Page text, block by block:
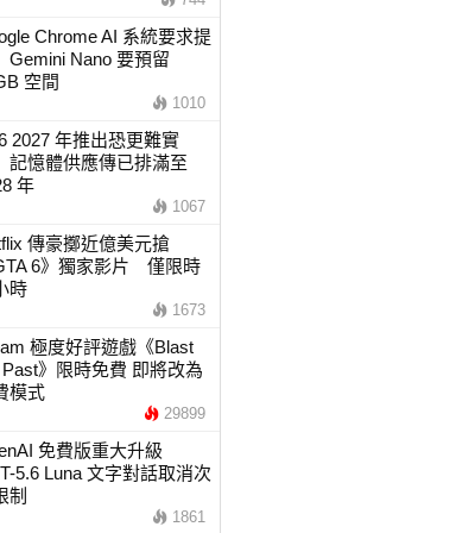
Chrome AI 系統要求提
Nano 要預留
空間
1010
2027 年推出恐更難實
憶體供應傳已排滿至
年
1067
傳豪擲近億美元搶
6》獨家影片 僅限時
時
1673
極度好評遊戲《Blast
》限時免費 即將改為
模式
29899
免費版重大升級
5.6 Luna 文字對話取消次
制
1861